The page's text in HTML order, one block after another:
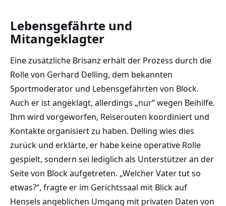
Lebensgefährte und
Mitangeklagter
Eine zusätzliche Brisanz erhält der Prozess durch die
Rolle von Gerhard Delling, dem bekannten
Sportmoderator und Lebensgefährten von Block.
Auch er ist angeklagt, allerdings „nur“ wegen Beihilfe.
Ihm wird vorgeworfen, Reiserouten koordiniert und
Kontakte organisiert zu haben. Delling wies dies
zurück und erklärte, er habe keine operative Rolle
gespielt, sondern sei lediglich als Unterstützer an der
Seite von Block aufgetreten. „Welcher Vater tut so
etwas?“, fragte er im Gerichtssaal mit Blick auf
Hensels angeblichen Umgang mit privaten Daten von